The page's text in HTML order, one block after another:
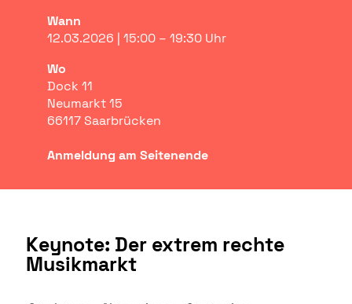
Wann
12.03.2026 | 15:00 – 19:30 Uhr
Wo
Dock 11
Neumarkt 15
66117 Saarbrücken
Anmeldung am Seitenende
Keynote: Der extrem rechte
Musikmarkt